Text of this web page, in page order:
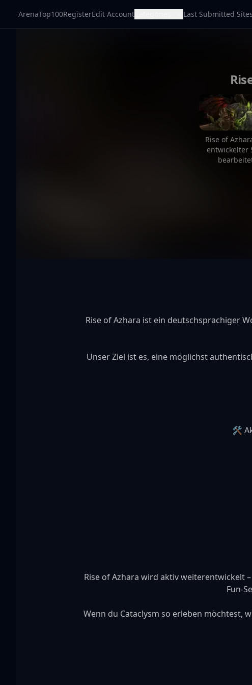
ArenaTop100RegisterEdit Account Last Submitted Sites
Rise of
entwickelter
Rise of Azhara ist ein deutschsprachiger
Unser Ziel ist es, eine möglichst
Rise of Azhara wird aktiv weiterentwickelt
Fun-
Wenn du Cataclysm so erleben möchtest,